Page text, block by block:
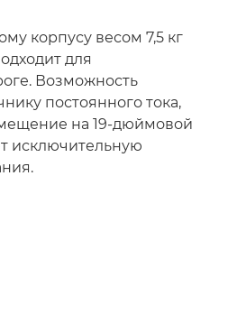
корпусу весом 7,5 кг
для
Возможность
постоянного тока,
на 19-дюймовой
исключительную